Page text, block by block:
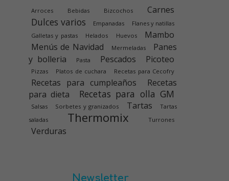
Arroces Bebidas Bizcochos Carnes
Dulces varios Empanadas
Flanes y natillas
Galletas y pastas
Helados Huevos
Mambo
Menús de Navidad
Mermeladas
Panes
y bolleria
Pasta Pescados Picoteo
Pizzas Platos de cuchara Recetas para Cecofry
Recetas para cumpleaños
Recetas
para dieta
Recetas para olla GM
Salsas Sorbetes y granizados Tartas
Tartas
saladas
Thermomix Turrones
Verduras
Newsletter